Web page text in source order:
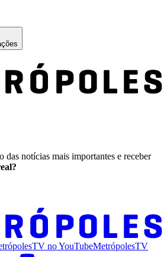
das notícias mais importantes e receber
noYouTubeMetrópolesTV